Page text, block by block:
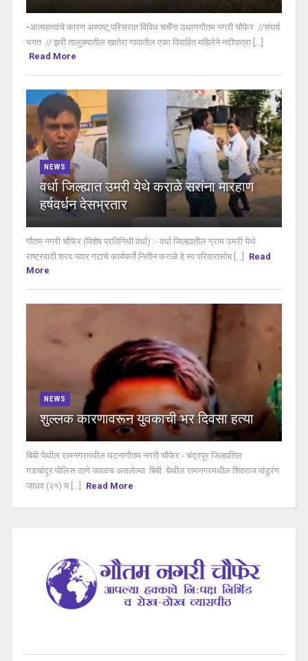
•आत्महत्यांचे कारण अस्पष्ट,परिसरात विविध चर्चेंना उधाणगौतम नगरी चौफेर //संघर्ष
भगत // झरी तालुक्यातील खातेरा गावातील एका विवाहित महिलेने नदीपात्रा [...]
Read More
NEWS
वर्धा जिल्ह्यात उमरी येथे कराळे सरांना मारहाण
हर्षवर्धन देसभ्रतार
गौतम नगरी चौफेर (विशेष प्रतिनिधी वर्धा) :- वर्धा जिल्ह्यातील ग्राम उमरी येथे
राष्ट्रवादी शरद पवार गटाचे कार्यकर्ते नितीन कराळे हे स्व परिवारासोब [...]
Read
More
NEWS
शुल्लक कारणावरून युवकाची भर दिवसा हत्या
बिबी येथील रामनगरमधील घटनागौतम नगरी चौफेर - चंद्रपूर जिल्ह्यतिल
गडचांदूर पोलिस ठाणे जवळच असलेल्या बिबी येथील रामनगरमधील शिवराज पांडुरंग
जाधव (२१) य [...]
Read More